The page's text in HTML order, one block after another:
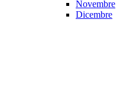
Novembre
Dicembre